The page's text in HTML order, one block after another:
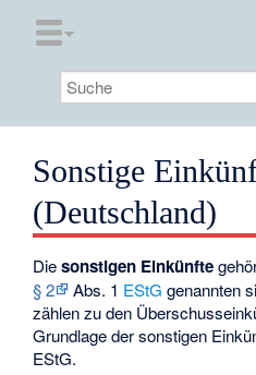
Sonstige
(Deutschland)
Diesonstigen Einkünfte
§ 2
Abs. 1 EStG genannten
zählen zu den
Grundlage der sonstigen
EStG.